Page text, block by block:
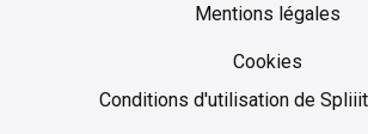
Mentions légales
Cookies
Cookies
Conditions d'utilisation de